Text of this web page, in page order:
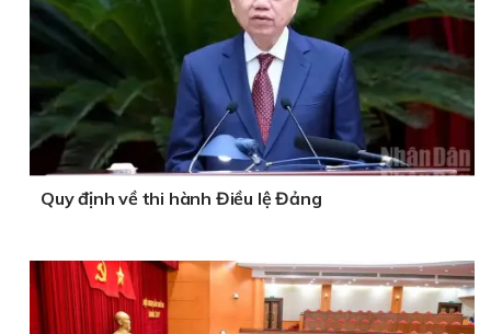
Quy định về thi hành Điều lệ Đảng